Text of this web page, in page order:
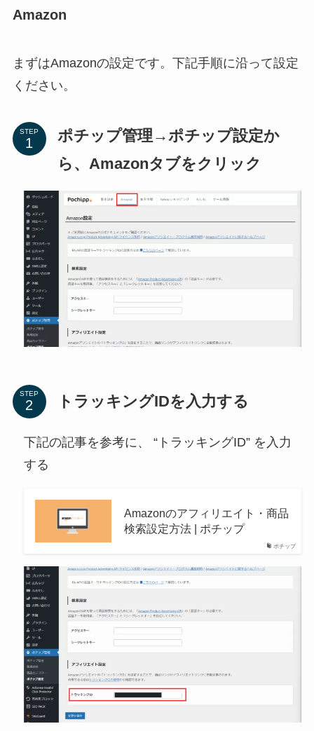
Amazon
まずはAmazonの設定です。下記手順に沿って設定
ください。
STEP
ポチップ管理→ポチップ設定か
ら、Amazonタブをクリック
STEP トラッキングIDを入力する
下記の記事を参考に、 “トラッキングID” を入力
する
ポチップ
Amazonのアフィリエイト・商品
検索設定方法 | ポチップ